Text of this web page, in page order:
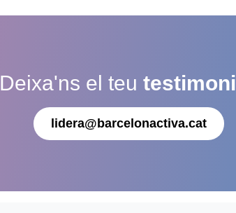
Deixa'ns el teu testimoni
lidera@barcelonactiva.cat